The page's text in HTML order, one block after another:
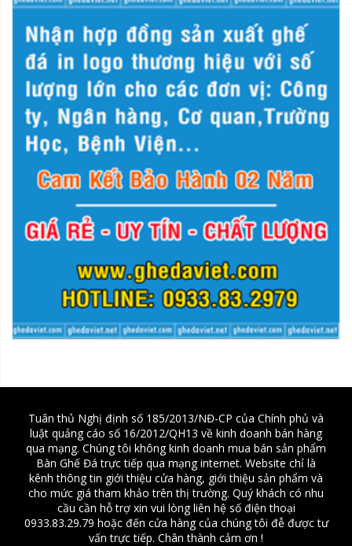
Tuân thủ Nghị định số 185/2013/NĐ-CP của Chính phủ và
luật quảng cáo số 16/2012/QH13 về kinh doanh bán hàng
qua mạng. Chúng tôi không kinh doanh mua bán sản phẩm
Bàn Ghế Đá trực tiếp qua mạng internet. Website chỉ là
kênh thông tin giới thiệu cửa hàng, giới thiệu sản phẩm và
cho mức giá tham khảo trên thị trường. Quý khách có nhu
cầu cần hỗ trợ xin vui lòng liên hệ số điện thoại
0933.83.29.79 hoặc đến cửa hàng của chúng tôi đễ được tư
vấn trực tiếp. Chân thành cảm ơn !